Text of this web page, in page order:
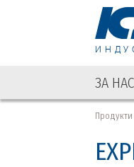
ЗА НАС
ЗА
Продукти